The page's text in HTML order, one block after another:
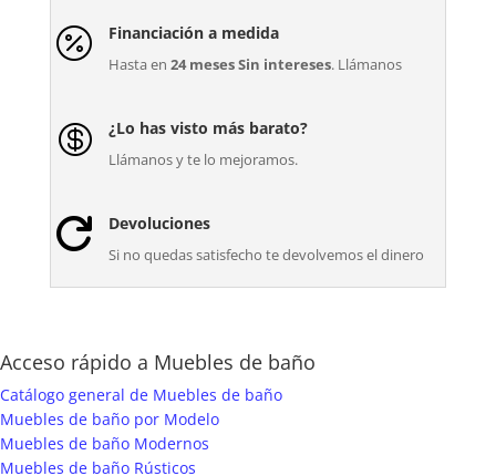
 Financiación a medida
Hasta en 24 meses Sin intereses. Llámanos
 ¿Lo has visto más barato?
Llámanos y te lo mejoramos.
 Devoluciones
Si no quedas satisfecho te devolvemos el dinero
Acceso rápido a Muebles de baño
Catálogo general de Muebles de baño
Muebles de baño por Modelo
Muebles de baño Modernos
Muebles de baño Rústicos